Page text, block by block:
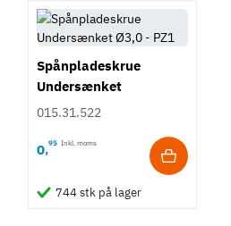
Spånpladeskrue
Undersænket
Fuldgevind Ø3,0 - PZ1
015.31.522
0,95 Inkl. moms
744 stk på lager